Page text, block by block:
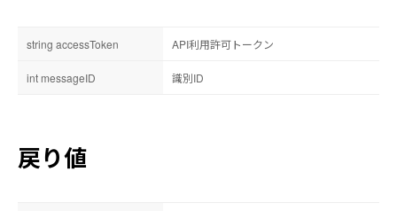
string accessToken API利用許可トークン
int messageID 識別ID
戻り値